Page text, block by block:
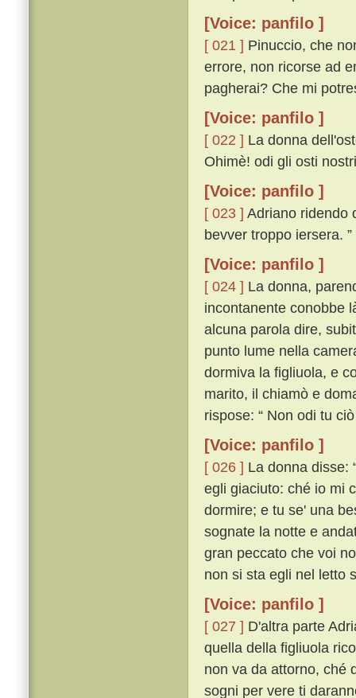
[Voice: panfilo ]
[ 021 ] Pinuccio, che
errore, non ricorse ad
pagherai? Che mi
[Voice: panfilo ]
[ 022 ] La donna
Ohimè! odi gli osti
[Voice: panfilo ]
[ 023 ] Adriano ridendo
bevver troppo iersera. ”
[Voice: panfilo ]
[ 024 ] La donna,
incontanente conobbe
alcuna parola dire,
punto lume nella
dormiva la figliuola, e
marito, il chiamò e
rispose: “ Non odi tu
[Voice: panfilo ]
[ 026 ] La donna disse:
egli giaciuto: ché io mi
dormire; e tu se' una
sognate la notte e
gran peccato che voi
non si sta egli nel letto
[Voice: panfilo ]
[ 027 ] D'altra parte
quella della figliuola
non va da attorno, ché
sogni per vere ti